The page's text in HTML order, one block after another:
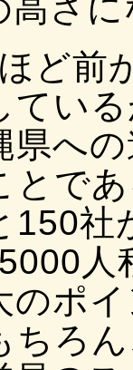
高さ
ど前
てい
県へ
とで
150社
人
のポ
ちろ